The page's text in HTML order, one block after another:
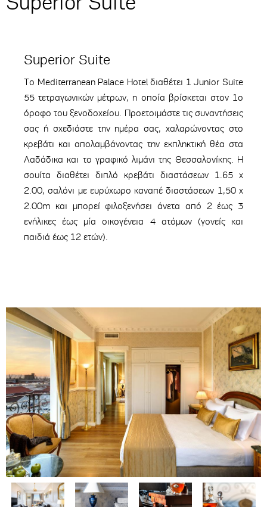
Superior Suite
Το Mediterranean Palace Hotel διαθέτει 1 Junior Suite
55 τετραγωνικών μέτρων, η οποία βρίσκεται στον 1ο
όροφο του ξενοδοχείου. Προετοιμάστε τις συναντήσεις
σας ή σχεδιάστε την ημέρα σας, χαλαρώνοντας στο
κρεβάτι και απολαμβάνοντας την εκπληκτική θέα στα
Λαδάδικα και το γραφικό λιμάνι της Θεσσαλονίκης. Η
σουίτα διαθέτει διπλό κρεβάτι διαστάσεων 1.65 x
2.00, σαλόνι με ευρύχωρο καναπέ διαστάσεων 1,50 x
2.00m και μπορεί φιλοξενήσει άνετα από 2 έως 3
ενήλικες έως μία οικογένεια 4 ατόμων (γονείς και
παιδιά έως 12 ετών).